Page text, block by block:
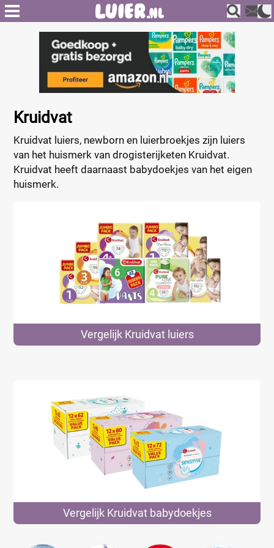
Kruidvat
Kruidvat luiers, newborn en luierbroekjes zijn luiers
van het huismerk van drogisterijketen Kruidvat.
Kruidvat heeft daarnaast babydoekjes van het eigen
huismerk.
Vergelijk Kruidvat luiers
Vergelijk Kruidvat babydoekjes